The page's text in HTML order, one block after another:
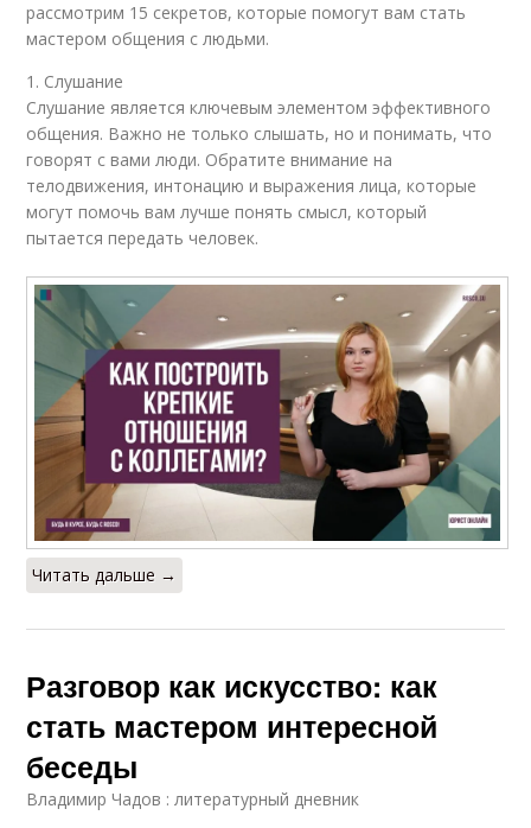
рассмотрим 15 секретов, которые помогут вам стать
мастером общения с людьми.
1. Слушание
Слушание является ключевым элементом эффективного
общения. Важно не только слышать, но и понимать, что
говорят с вами люди. Обратите внимание на
телодвижения, интонацию и выражения лица, которые
могут помочь вам лучше понять смысл, который
пытается передать человек.
Читать дальше →
Разговор как искусство: как
стать мастером интересной
беседы
Владимир Чадов : литературный дневник